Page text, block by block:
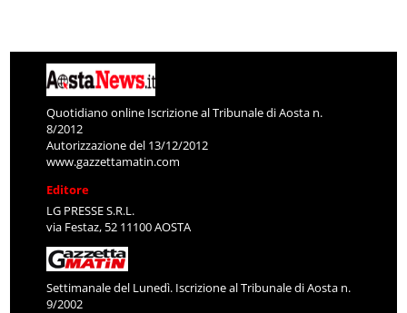
Quotidiano online Iscrizione al Tribunale di Aosta n.
8/2012
Autorizzazione del 13/12/2012
www.gazzettamatin.com
Editore
LG PRESSE S.R.L.
via Festaz, 52 11100 AOSTA
Settimanale del Lunedì. Iscrizione al Tribunale di Aosta n.
9/2002